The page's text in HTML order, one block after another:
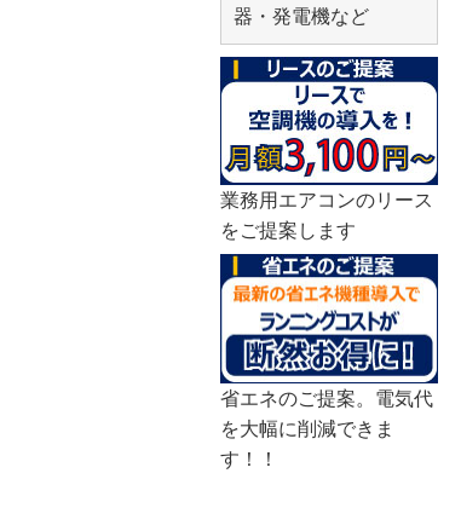
器・発電機など
業務用エアコンのリース
をご提案します
省エネのご提案。電気代
を大幅に削減できま
す！！